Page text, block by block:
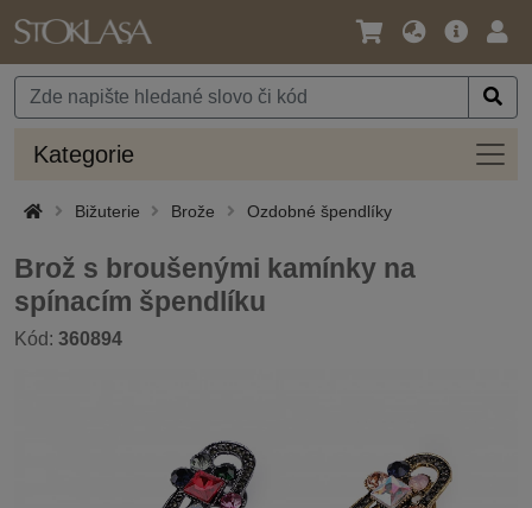
Jazyk
Měna
Hlavní
Kategorie
Bižuterie Brože Ozdobné špendlíky
Brož s broušenými kamínky na
spínacím špendlíku
Kód: 360894